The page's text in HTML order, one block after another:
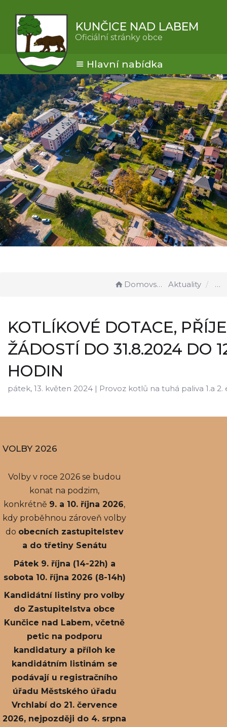
KUNČICE NAD LABEM
Oficiální stránky obce
Hlavní nabídka
Domovská stránka Aktuality
KOTLÍKOVÉ DOTACE,
ŽÁDOSTÍ DO 31.8.2024 DO
HODIN
pátek, 13. květen 2024 | Provoz kotlů na tuhá paliva 1.a 2.
VOLBY 2026
Volby v roce 2026 se budou
konat na podzim,
konkrétně 9. a 10. října 2026,
kdy proběhnou zároveň volby
do obecních zastupitelstev
a do třetiny Senátu
Pátek 9. října (14-22h) a
sobota 10. října 2026 (8-14h)
Kandidátní listiny pro volby
do Zastupitelstva obce
Kunčice nad Labem, včetně
petic na podporu
kandidatury a příloh ke
kandidátním listinám se
podávají u registračního
úřadu Městského úřadu
Vrchlabí do 21. července
2026, nejpozději do 4. srpna